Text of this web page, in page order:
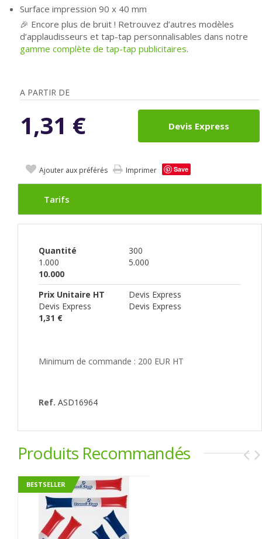
Surface impression 90 x 40 mm
🎉 Encore plus de bruit ! Retrouvez d’autres modèles
d’applaudisseurs et tap-tap personnalisables dans notre
gamme complète de tap-tap publicitaires.
A PARTIR DE
1,31 € Devis Express
Ajouter aux préférés Imprimer Save
Tarifs
Quantité
300
1.000
5.000
10.000
Prix Unitaire HT
Devis Express
Devis Express
Devis Express
1,31 €
Minimum de commande : 200 EUR HT
Ref. ASD16964
Produits Recommandés
BESTSELLER